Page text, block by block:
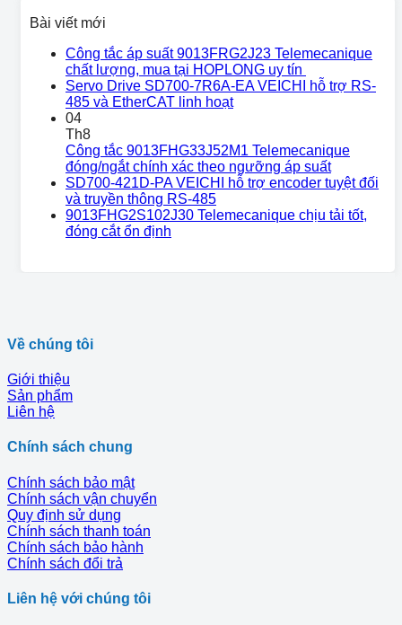
Bài viết mới
Công tắc áp suất 9013FRG2J23 Telemecanique
chất lượng, mua tại HOPLONG uy tín
Servo Drive SD700-7R6A-EA VEICHI hỗ trợ RS-
485 và EtherCAT linh hoạt
04
Th8
Công tắc 9013FHG33J52M1 Telemecanique
đóng/ngắt chính xác theo ngưỡng áp suất
SD700-421D-PA VEICHI hỗ trợ encoder tuyệt đối
và truyền thông RS-485
9013FHG2S102J30 Telemecanique chịu tải tốt,
đóng cắt ổn định
Về chúng tôi
Giới thiệu
Sản phẩm
Liên hệ
Chính sách chung
Chính sách bảo mật
Chính sách vận chuyển
Quy định sử dụng
Chính sách thanh toán
Chính sách bảo hành
Chính sách đổi trả
Liên hệ với chúng tôi